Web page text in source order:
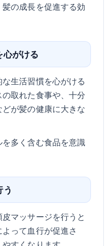
の成長を促進する効
心がける
生活習慣を心がける
取れた食事や、十分
が髪の健康に大きな
多く含む食品を意識
う
マッサージを行うと
って血行が促進さ